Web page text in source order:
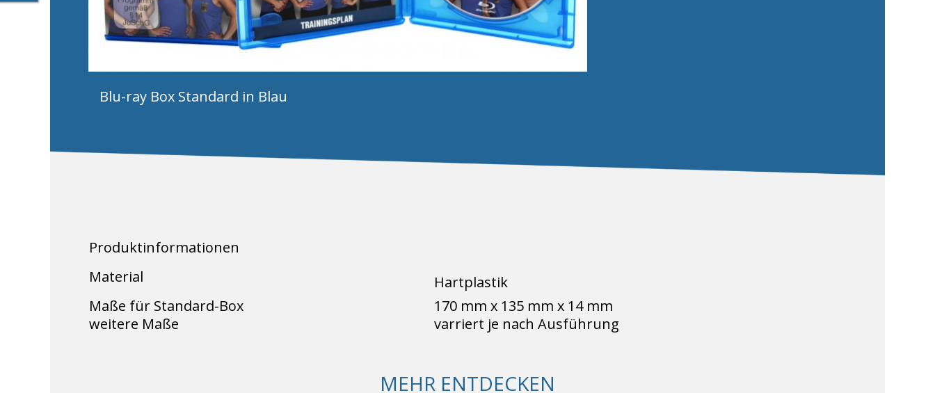
Blu-ray Box Standard in Blau
Produktinformationen
Material
Hartplastik
Maße für Standard-Box
170 mm x 135 mm x 14 mm
weitere Maße
varriert je nach Ausführung
MEHR ENTDECKEN